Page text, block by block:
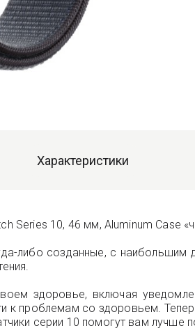
Характеристики
Series 10, 46 мм, Aluminum Case
либо созданные, с наибольшим
здоровье, включая
к проблемам со здоровьем.
серии 10 помогут вам лучше